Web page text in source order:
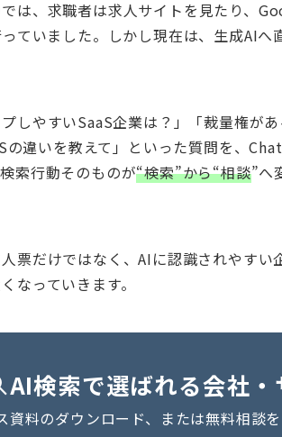
は、求職者は求人サイトを見たり、
ていました。しかし現在は、生成AIへ
しやすいSaaS企業は？」「裁量権が
の違いを教えて」といった質問を、
索行動そのものが“検索”から“相談”へ
票だけではなく、AIに認識されやす
なっていきます。
AI検索で選ばれる会社
資料のダウンロード、または無料相談を